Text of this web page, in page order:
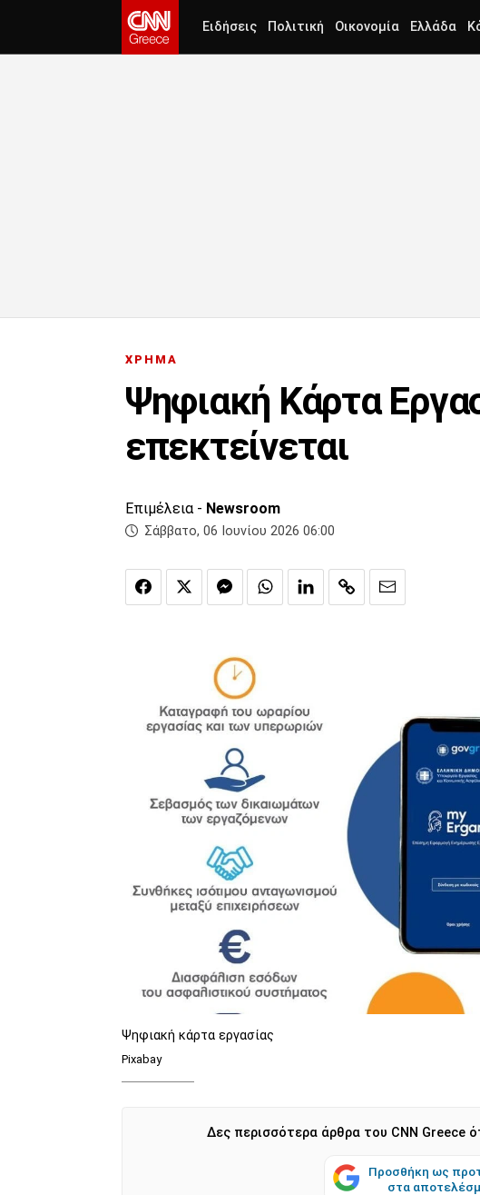
Ειδήσεις Πολιτική Οικονομία Ελλάδα
ΧΡΗΜΑ
Ψηφιακή Κάρτα
επεκτείνεται
Επιμέλεια - Newsroom
Σάββατο, 06 Ιουνίου 2026 06:00
Ψηφιακή κάρτα εργασίας
Pixabay
Δες περισσότερα άρθρα του CNN Greece
Προσθήκη ως
στα